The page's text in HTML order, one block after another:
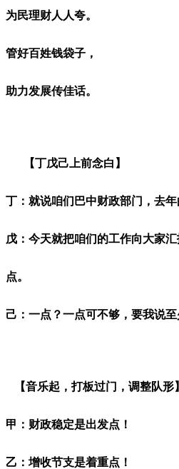
为民理财人人夸。
管好百姓钱袋子，
助力发展传佳话。
【丁戊己上前念白】
丁：就说咱们巴中财政部门，去年
戊：今天就把咱们的工作向大家
点。
己：一点？一点可不够，要我说至
【音乐起，打板过门，调整队形】
甲：财政稳定是出发点！
乙：增收节支是着重点！